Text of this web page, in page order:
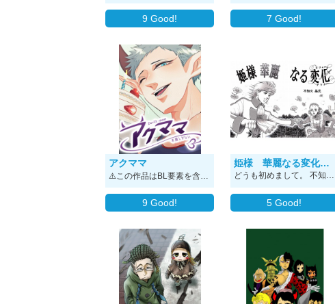
9Good! 7 Good!
アクママ
⚠️この作品はBL要素を含みます⚠️ 筋肉×母性×悪魔 押し掛け女房悪魔のママ♂と不憫な男子大学生多喜士による緩めの四コマ漫画。 毎週1本、火曜日付近に更新します=͟͟͞͞ʕ•̫͡•ʔ (ガバガバ更新予定)
9Good!
姫様 華麗なる変化（へんげ）
どうも初めまして。 不知火 晶氏（しらぬい しょうじ）です。 十数年ぶりに描き始めた長編ストーリー漫画―――１００人が読んだら１０１人が感涙する感動虚編（1人は読んでないのに読んだ人に感染して涙する謎の脳内設定★）。 中世歴史大河浪漫英雄冒険娯楽青春群像活劇です。 十数年ぶりに画材をほぼすべて買い揃えて描き始めた漫画なので、技術その他にはお目こぼしを。 長～い長～い漫画・・・皆さんの人生に彩りを与えられる、ご飯のふりかけの様な存在になれたら嬉しいです。 途中でギアがゴン！！と変わりますのでご注意を（笑）。 拙作ですが構成は自分なりにがっちり組んだので、じっくりと馴染んで戴けると嬉しいです。 おそらく自分の残りの絵描き人生の殆どを、この作品執筆で占める事になるでしょう。 『ナンセンスふりかけ漫画』－－－末永いお付き合いのほど、よろしくお願い致します。
5 Good!